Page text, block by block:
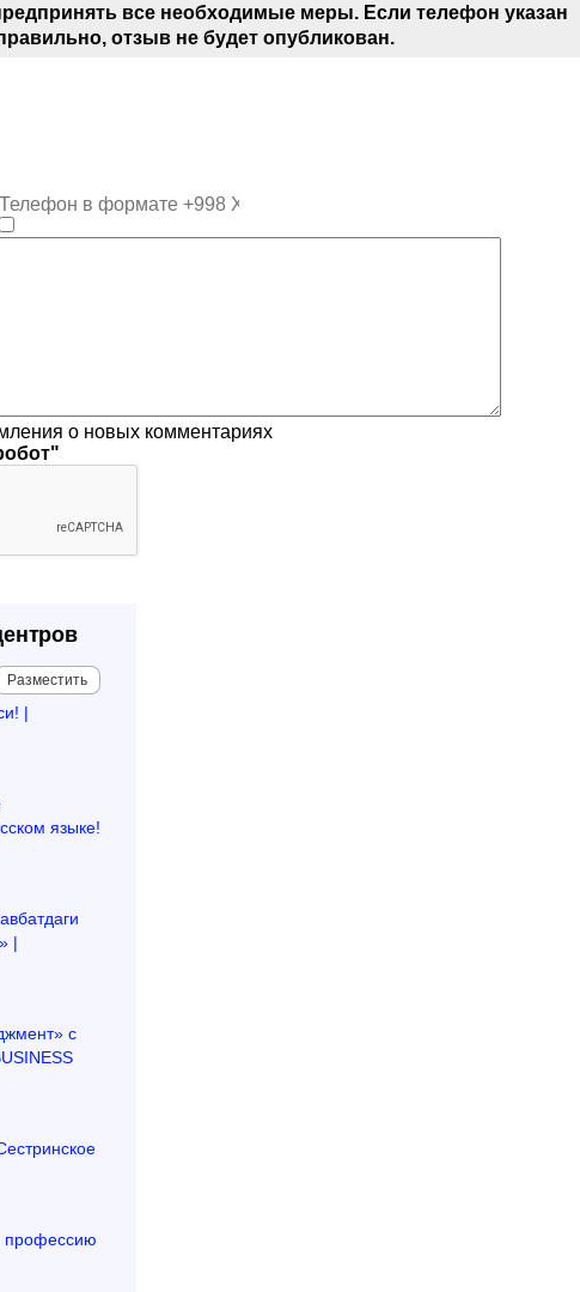
все необходимые меры. Если телефон указан
отзыв не будет опубликован.
о новых комментариях
Разместить
|
языке!
|
с
профессию